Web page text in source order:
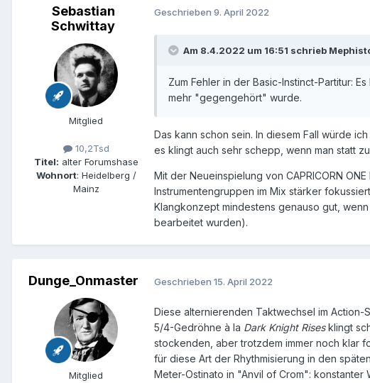
Sebastian
Schwittay
Mitglied
10,2Tsd
Titel: alter Forumshase
Wohnort: Heidelberg /
Mainz
Geschrieben 9. April 2022
Am 8.4.2022 um 16:51 schrieb
Zum Fehler in der Basic-Instinct-Partitur:
mehr "gegengehört" wurde.
Das kann schon sein. In diesem Fall würde
es klingt auch sehr schepp, wenn man statt
Mit der Neueinspielung von CAPRICORN
Instrumentengruppen im Mix stärker
Klangkonzept mindestens genauso gut,
bearbeitet wurden).
Dunge_Onmaster
Mitglied
Geschrieben 15. April 2022
Diese alternierenden Taktwechsel im
5/4-Gedröhne à la Dark Knight Risesklingt
stockenden, aber trotzdem immer noch klar
für diese Art der Rhythmisierung in den
Meter-Ostinato in "Anvil of Crom":